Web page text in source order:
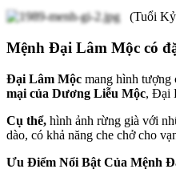
(Tuổi Kỷ
Mệnh Đại Lâm Mộc có
Đại Lâm Mộc mang hình tượng
mại của Dương Liễu Mộc, Đại
Cụ thể, hình ảnh rừng già với
dào, có khả năng che chở cho
Ưu Điểm Nổi Bật Của Mệnh